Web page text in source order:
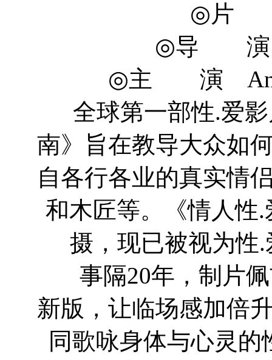
◎片
◎导 演
◎主 演
全球第一部性.爱影
南》旨在教导大众如
自各行各业的真实情
和木匠等。《情人性
摄，现已被视为性
事隔20年，制片佩
新版，让临场感加倍
同歌咏身体与心灵